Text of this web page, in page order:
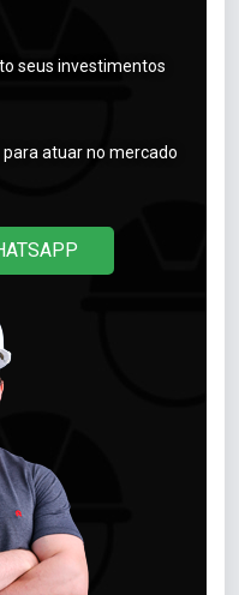
seus investimentos
atuar no mercado